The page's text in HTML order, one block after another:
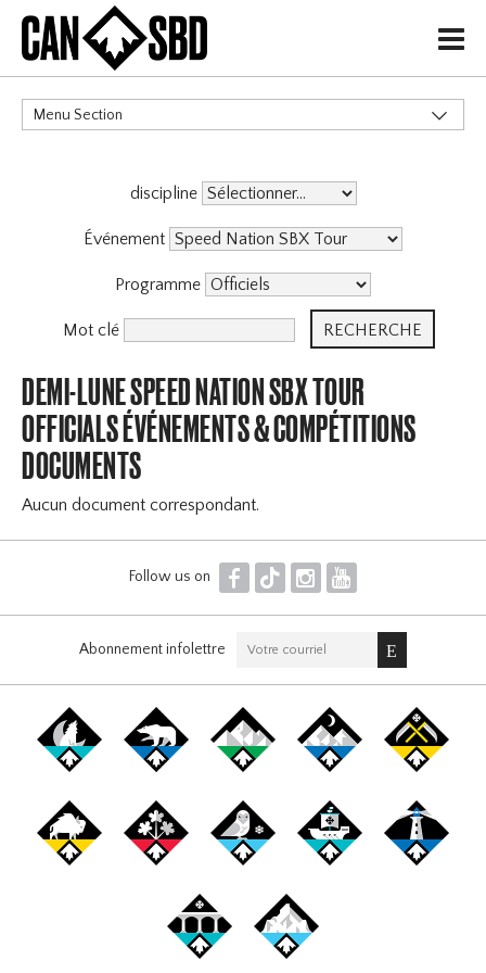
H
Menu Section
Événements & Compétitions
discipline
Événement
Programme
Mot clé
DEMI-LUNE SPEED NATION SBX TOUR
OFFICIALS ÉVÉNEMENTS & COMPÉTITIONS
DOCUMENTS
Aucun document correspondant.
Follow us on F T I Y
Abonnement infolettre